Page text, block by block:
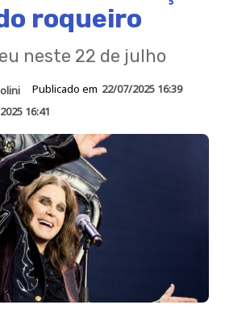
roqueiro
neste 22 de julho
Publicado em 22/07/2025 16:39
16:41